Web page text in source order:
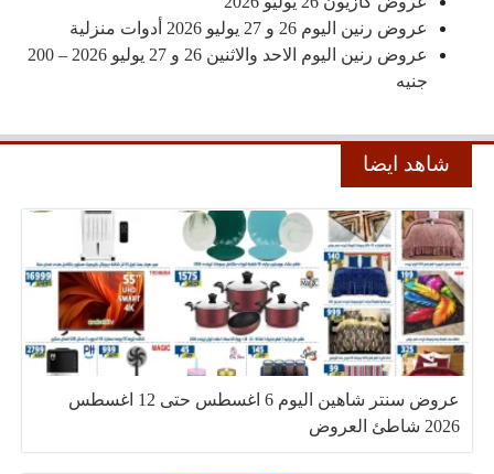
عروض رنين اليوم 26 و 27 يوليو 2026 أدوات منزلية
عروض رنين اليوم الاحد والاثنين 26 و 27 يوليو 2026 – 200
جنيه
شاهد ايضا
عروض سنتر شاهين اليوم 6 اغسطس حتى 12 اغسطس
2026 شاطئ العروض